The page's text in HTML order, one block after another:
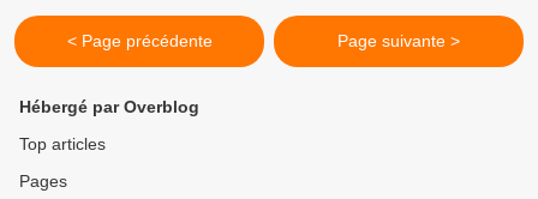
< Page précédente Page suivante >
Hébergé par Overblog
Top articles
Pages